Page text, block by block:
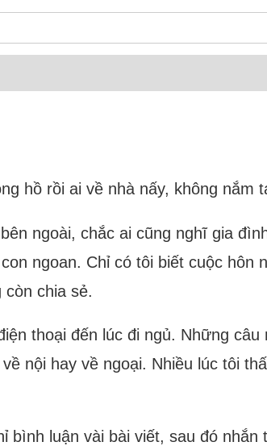
hồ rồi ai về nhà nấy, không nắm
ngoài, chắc ai cũng nghĩ gia
ngoan. Chỉ có tôi biết cuộc hôn
còn chia sẻ.
thoại đến lúc đi ngủ. Những
nội hay về ngoại. Nhiều lúc tôi
bình luận vài bài viết, sau đó